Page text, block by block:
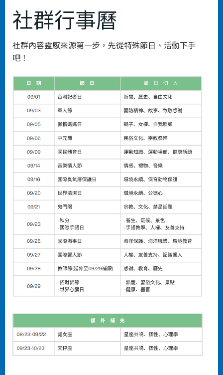
社群行事曆
社群內容靈感來源第一步，先從特殊節日、活動下手
吧！